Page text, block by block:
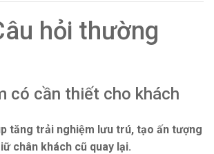
hỏi thường
có cần thiết cho khách
tăng trải nghiệm lưu trú, tạo ấn tượng
chân khách cũ quay lại.